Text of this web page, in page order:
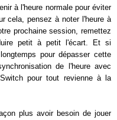
à l'heure normale pour éviter
cela, pensez à noter l'heure à
prochaine session, remettez
petit à petit l'écart. Et si
pour dépasser cette
de l'heure avec
pour tout revienne à la
plus avoir besoin de jouer